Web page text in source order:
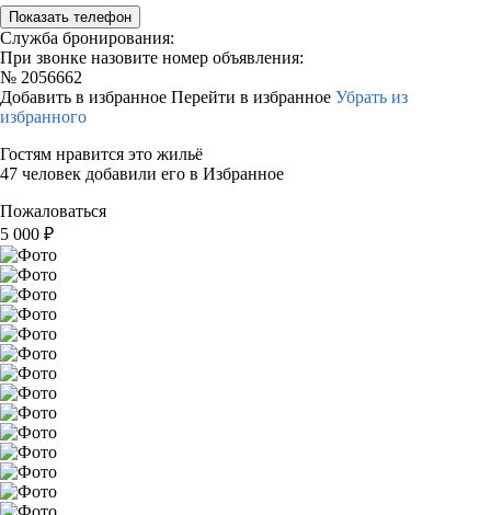
Показать телефон
Служба бронирования:
При звонке назовите номер объявления:
№ 2056662
Добавить в избранное Перейти в избранное Убрать из
избранного
Гостям нравится это жильё
47 человек добавили его в Избранное
Пожаловаться
5 000 ₽